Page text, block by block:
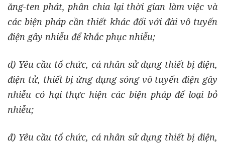
ăng-ten phát, phân chia lại thời gian làm việc và
các biện pháp cần thiết khác đối với đài vô tuyến
điện gây nhiễu để khắc phục nhiễu;
d) Yêu cầu tổ chức, cá nhân sử dụng thiết bị điện,
điện tử, thiết bị ứng dụng sóng vô tuyến điện gây
nhiễu có hại thực hiện các biện pháp để loại bỏ
nhiễu;
đ) Yêu cầu tổ chức, cá nhân sử dụng thiết bị điện,